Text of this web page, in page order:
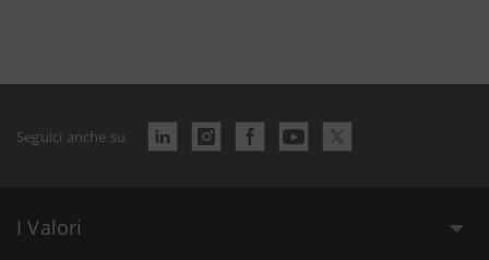
Seguici anche su
I Valori